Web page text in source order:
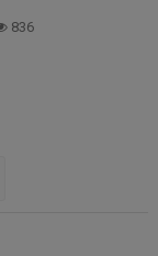
836